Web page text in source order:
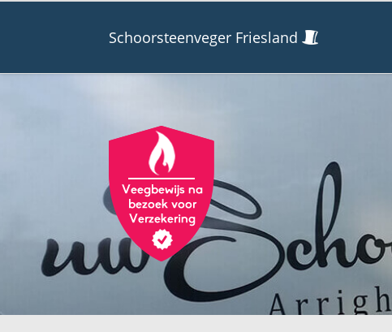
Schoorsteenveger Friesland